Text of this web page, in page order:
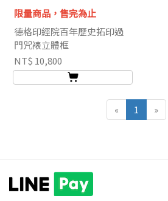
限量商品，售完為止
德格印經院百年歷史拓印過
門咒裱立體框
NT$ 10,800
« 1 »